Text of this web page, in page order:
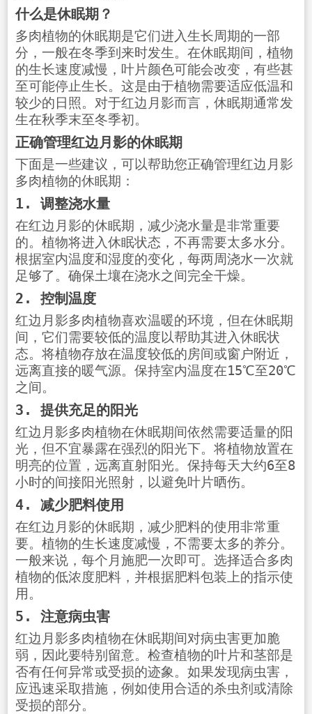
什么是休眠期？
多肉植物的休眠期是它们进入生长周期的一部
分，一般在冬季到来时发生。在休眠期间，植物
的生长速度减慢，叶片颜色可能会改变，有些甚
至可能停止生长。这是由于植物需要适应低温和
较少的日照。对于红边月影而言，休眠期通常发
生在秋季末至冬季初。
正确管理红边月影的休眠期
下面是一些建议，可以帮助您正确管理红边月影
多肉植物的休眠期：
1. 调整浇水量
在红边月影的休眠期，减少浇水量是非常重要
的。植物将进入休眠状态，不再需要太多水分。
根据室内温度和湿度的变化，每两周浇水一次就
足够了。确保土壤在浇水之间完全干燥。
2. 控制温度
红边月影多肉植物喜欢温暖的环境，但在休眠期
间，它们需要较低的温度以帮助其进入休眠状
态。将植物存放在温度较低的房间或窗户附近，
远离直接的暖气源。保持室内温度在15℃至20℃
之间。
3. 提供充足的阳光
红边月影多肉植物在休眠期间依然需要适量的阳
光，但不宜暴露在强烈的阳光下。将植物放置在
明亮的位置，远离直射阳光。保持每天大约6至8
小时的间接阳光照射，以避免叶片晒伤。
4. 减少肥料使用
在红边月影的休眠期，减少肥料的使用非常重
要。植物的生长速度减慢，不需要太多的养分。
一般来说，每个月施肥一次即可。选择适合多肉
植物的低浓度肥料，并根据肥料包装上的指示使
用。
5. 注意病虫害
红边月影多肉植物在休眠期间对病虫害更加脆
弱，因此要特别留意。检查植物的叶片和茎部是
否有任何异常或受损的迹象。如果发现病虫害，
应迅速采取措施，例如使用合适的杀虫剂或清除
受损的部分。